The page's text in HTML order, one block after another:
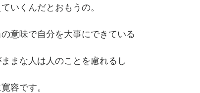
いくんだとおもうの。
意味で自分を大事にできている
まな人は人のことを慮れるし
容です。